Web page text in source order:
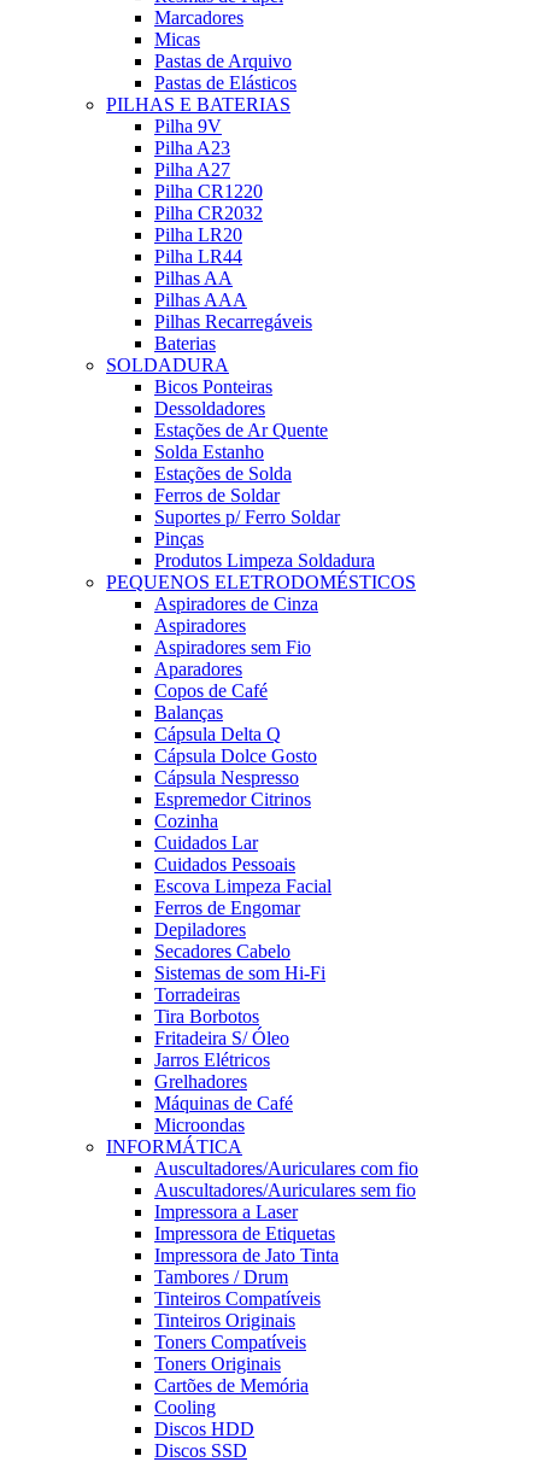
Marcadores
Micas
Pastas de Arquivo
Pastas de Elásticos
PILHAS E BATERIAS
Pilha 9V
Pilha A23
Pilha A27
Pilha CR1220
Pilha CR2032
Pilha LR20
Pilha LR44
Pilhas AA
Pilhas AAA
Pilhas Recarregáveis
Baterias
SOLDADURA
Bicos Ponteiras
Dessoldadores
Estações de Ar Quente
Solda Estanho
Estações de Solda
Ferros de Soldar
Suportes p/ Ferro Soldar
Pinças
Produtos Limpeza Soldadura
PEQUENOS ELETRODOMÉSTICOS
Aspiradores de Cinza
Aspiradores
Aspiradores sem Fio
Aparadores
Copos de Café
Balanças
Cápsula Delta Q
Cápsula Dolce Gosto
Cápsula Nespresso
Espremedor Citrinos
Cozinha
Cuidados Lar
Cuidados Pessoais
Escova Limpeza Facial
Ferros de Engomar
Depiladores
Secadores Cabelo
Sistemas de som Hi-Fi
Torradeiras
Tira Borbotos
Fritadeira S/ Óleo
Jarros Elétricos
Grelhadores
Máquinas de Café
Microondas
INFORMÁTICA
Auscultadores/Auriculares com fio
Auscultadores/Auriculares sem fio
Impressora a Laser
Impressora de Etiquetas
Impressora de Jato Tinta
Tambores / Drum
Tinteiros Compatíveis
Tinteiros Originais
Toners Compatíveis
Toners Originais
Cartões de Memória
Cooling
Discos HDD
Discos SSD